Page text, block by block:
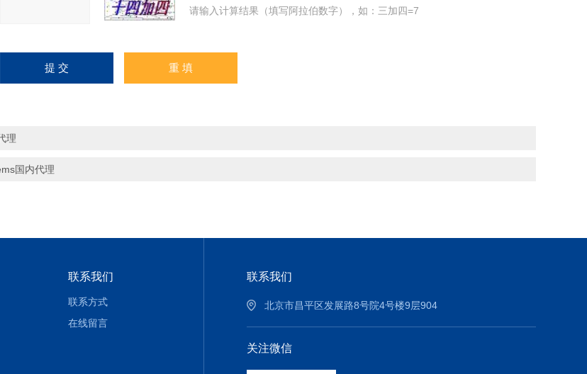
请输入计算结果（填写阿拉伯数字），如：三加四=7
理
国内代理
联系我们
联系方式
在线留言
联系我们
北京市昌平区发展路8号院4号楼9层904
关注微信